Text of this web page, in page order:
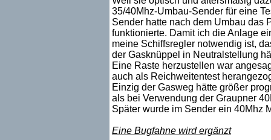
35/40Mhz-Umbau-Sender für eine
Sender hatte nach dem Umbau das
funktionierte. Damit ich die Anlage
meine Schiffsregler notwendig ist,
der Gasknüppel in Neutralstellung
Eine Raste herzustellen war
auch als Reichweitentest
Einzig der Gasweg hätte größer
als bei Verwendung der Graupner
Später wurde im Sender ein 40Mhz
Eine Bugfahne wird ergänzt